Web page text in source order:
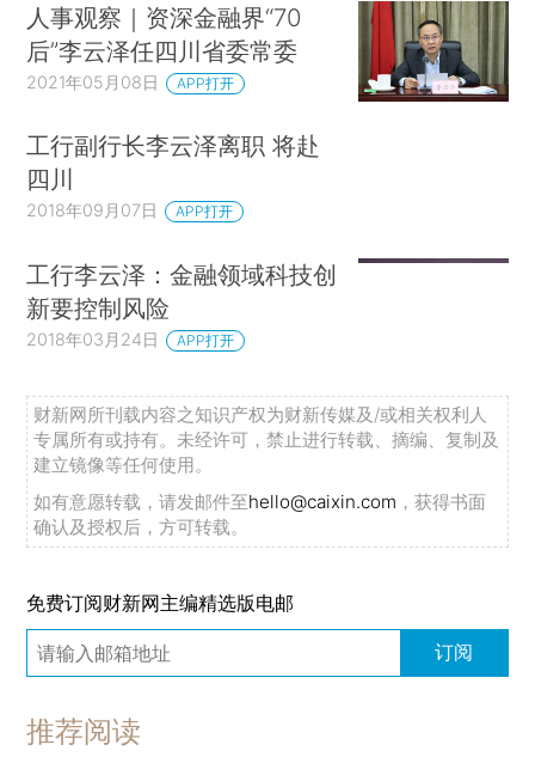
人事观察｜资深金融界“70
后”李云泽任四川省委常委
2021年05月08日 APP打开
工行副行长李云泽离职 将赴
四川
2018年09月07日 APP打开
工行李云泽：金融领域科技创
新要控制风险
2018年03月24日 APP打开
财新网所刊载内容之知识产权为财新传媒及/或相关权利人
专属所有或持有。未经许可，禁止进行转载、摘编、复制及
建立镜像等任何使用。
如有意愿转载，请发邮件至hello@caixin.com ，获得书面
确认及授权后，方可转载。
免费订阅财新网主编精选版电邮
订阅
推荐阅读